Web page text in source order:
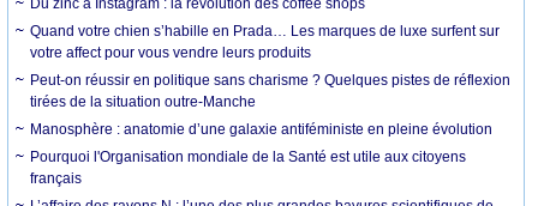
Du zinc à Instagram : la révolution des coffee shops
Quand votre chien s’habille en Prada… Les marques de luxe surfent sur
votre affect pour vous vendre leurs produits
Peut-on réussir en politique sans charisme ? Quelques pistes de réflexion
tirées de la situation outre-Manche
Manosphère : anatomie d’une galaxie antiféministe en pleine évolution
Pourquoi l'Organisation mondiale de la Santé est utile aux citoyens
français